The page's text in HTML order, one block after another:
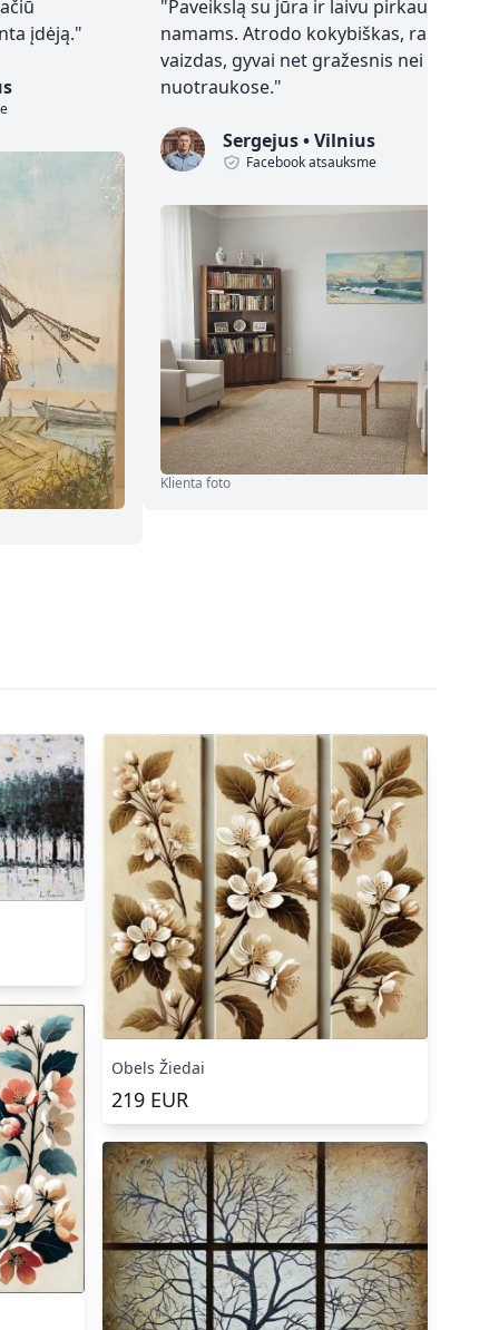
įdėją."
"Paveikslą su jūra ir laivu pirkau
namams. Atrodo kokybiškas, ramus
vaizdas, gyvai net gražesnis nei
nuotraukose."
Sergejus•Vilnius
Facebook atsauksme
Klienta foto
Obels Žiedai
219 EUR